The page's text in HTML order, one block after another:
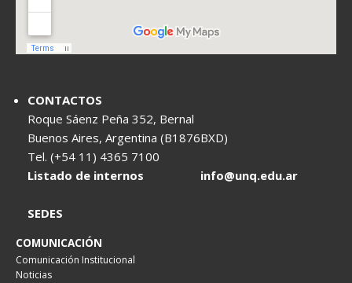
CONTACTOS
Roque Sáenz Peña 352, Bernal
Buenos Aires, Argentina (B1876BXD)
Tel. (+54 11) 4365 7100
Listado de internos
info@unq.edu.ar
SEDES
COMUNICACIÓN
Comunicación Institucional
Noticias